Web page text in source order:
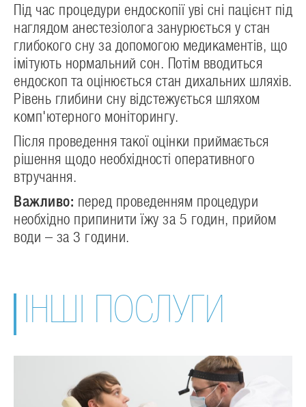
Під час процедури ендоскопії уві сні пацієнт під
наглядом анестезіолога занурюється у стан
глибокого сну за допомогою медикаментів, що
імітують нормальний сон. Потім вводиться
ендоскоп та оцінюється стан дихальних шляхів.
Рівень глибини сну відстежується шляхом
комп'ютерного моніторингу.
Після проведення такої оцінки приймається
рішення щодо необхідності оперативного
втручання.
Важливо: перед проведенням процедури
необхідно припинити їжу за 5 годин, прийом
води – за 3 години.
ІНШІ ПОСЛУГИ